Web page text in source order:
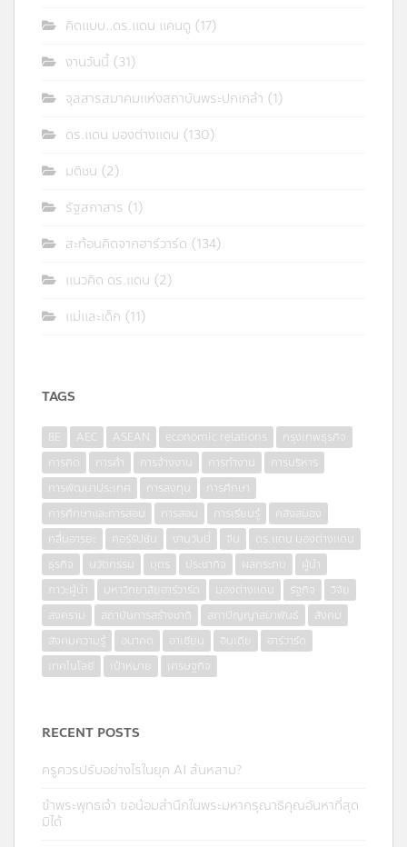
คิดแบบ..ดร.แดน แคนดู (17)
งานวันนี้ (31)
จุลสารสมาคมแห่งสถาบันพระปกเกล้า (1)
ดร.แดน มองต่างแดน (130)
มติชน (2)
รัฐสภาสาร (1)
สะท้อนคิดจากฮาร์วาร์ด (134)
แนวคิด ดร.แดน (2)
แม่และเด็ก (11)
TAGS
8E AEC ASEAN economic relations
กรุงเทพธุรกิจ
การคิด
การค้า การจ้างงาน การทำงาน
การบริหาร
การพัฒนาประเทศ
การลงทุน
การศึกษา
การศึกษาและการสอน
การสอน การเรียนรู้
คลังสมอง
คลื่นอารยะ
คอร์รัปชั่น งานวันนี้ จีน
ดร.แดน มองต่างแดน
ธุรกิจ
นวัตกรรม บุตร ประชากิจ ผลกระทบ
ผู้นำ
ภาวะผู้นำ
มหาวิทยาลัยฮาร์วาร์ด มองต่างแดน รัฐกิจ
วิจัย
สงคราม
สถาบันการสร้างชาติ สภาปัญญาสมาพันธ์
สังคม
สังคมความรู้
อนาคต อาเซียน อินเดีย
ฮาร์วาร์ด
เทคโนโลยี
เป้าหมาย เศรษฐกิจ
RECENT POSTS
ครูควรปรับอย่างไรในยุค AI ล้นหลาม?
ข้าพระพุทธเจ้า ขอน้อมสำนึกในพระมหากรุณาธิคุณอันหาที่สุด
มิได้